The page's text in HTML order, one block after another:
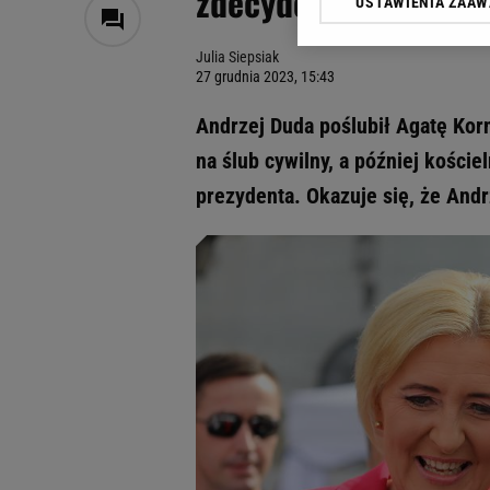
Julia Siepsiak
27 grudnia 2023, 15:43
Andrzej Duda poślubił Agatę
na ślub cywilny, a później
prezydenta. Okazuje się, że
Klikając „Akceptuję”
odnośnik „Ustawienia
My, nasi Zaufani
Użycie dokładnych
Przechowywanie